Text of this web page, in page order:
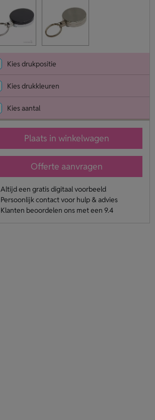
Kies drukpositie
Kies drukkleuren
Kies aantal
Plaats in winkelwagen
Offerte aanvragen
Altijd een gratis digitaal voorbeeld
Persoonlijk contact voor hulp & advies
Klanten beoordelen ons met een 9.4